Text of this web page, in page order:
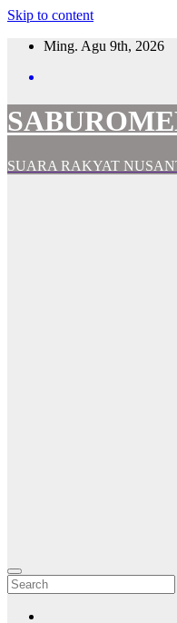
Skip to content
Ming. Agu 9th, 2026
SUARA RAKYAT